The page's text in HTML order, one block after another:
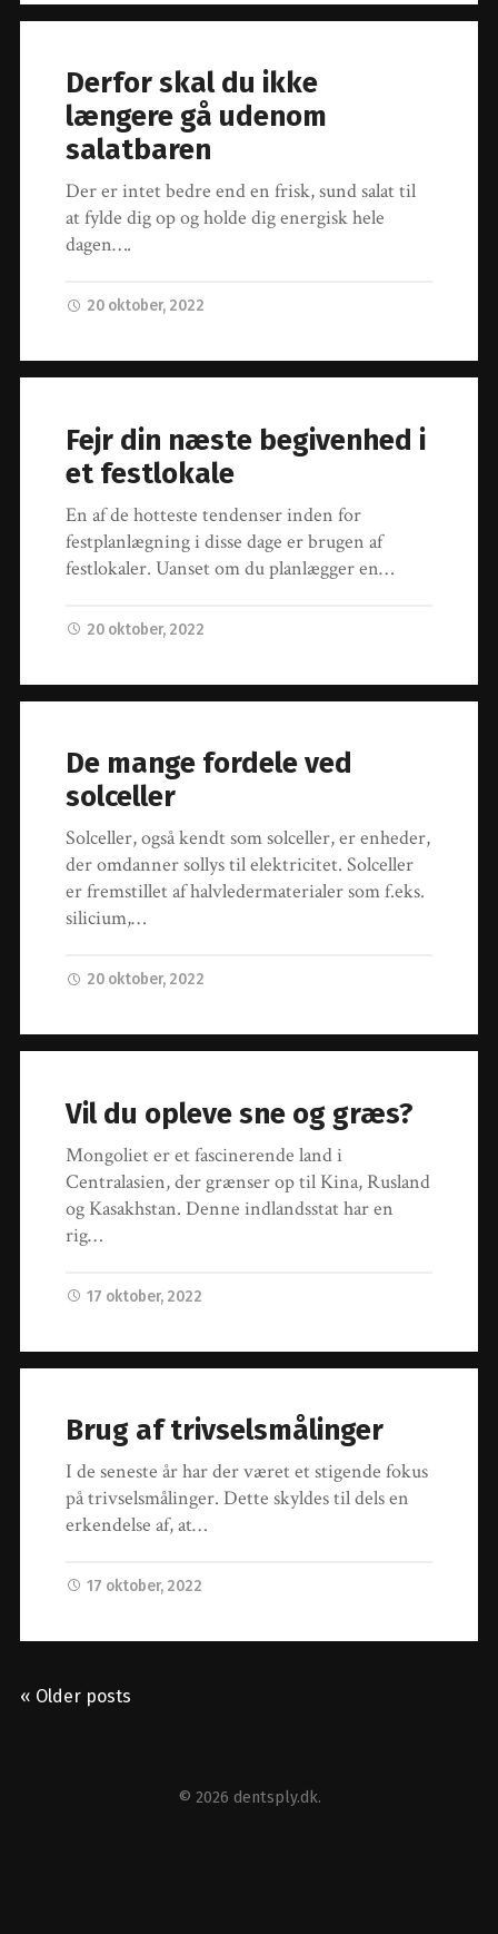
Derfor skal du ikke
længere gå udenom
salatbaren
Der er intet bedre end en frisk, sund salat til
at fylde dig op og holde dig energisk hele
dagen….
20 oktober, 2022
Fejr din næste begivenhed i
et festlokale
En af de hotteste tendenser inden for
festplanlægning i disse dage er brugen af
festlokaler. Uanset om du planlægger en…
20 oktober, 2022
De mange fordele ved
solceller
Solceller, også kendt som solceller, er enheder,
der omdanner sollys til elektricitet. Solceller
er fremstillet af halvledermaterialer som f.eks.
silicium,…
20 oktober, 2022
Vil du opleve sne og græs?
Mongoliet er et fascinerende land i
Centralasien, der grænser op til Kina, Rusland
og Kasakhstan. Denne indlandsstat har en
rig…
17 oktober, 2022
Brug af trivselsmålinger
I de seneste år har der været et stigende fokus
på trivselsmålinger. Dette skyldes til dels en
erkendelse af, at…
17 oktober, 2022
« Older posts
© 2026 dentsply.dk.